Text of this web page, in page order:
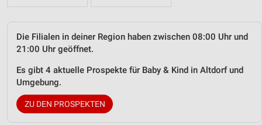
Die Filialen in deiner Region haben zwischen 08:00 Uhr und
21:00 Uhr geöffnet.
Es gibt 4 aktuelle Prospekte für Baby & Kind in Altdorf und
Umgebung.
ZU DEN PROSPEKTEN